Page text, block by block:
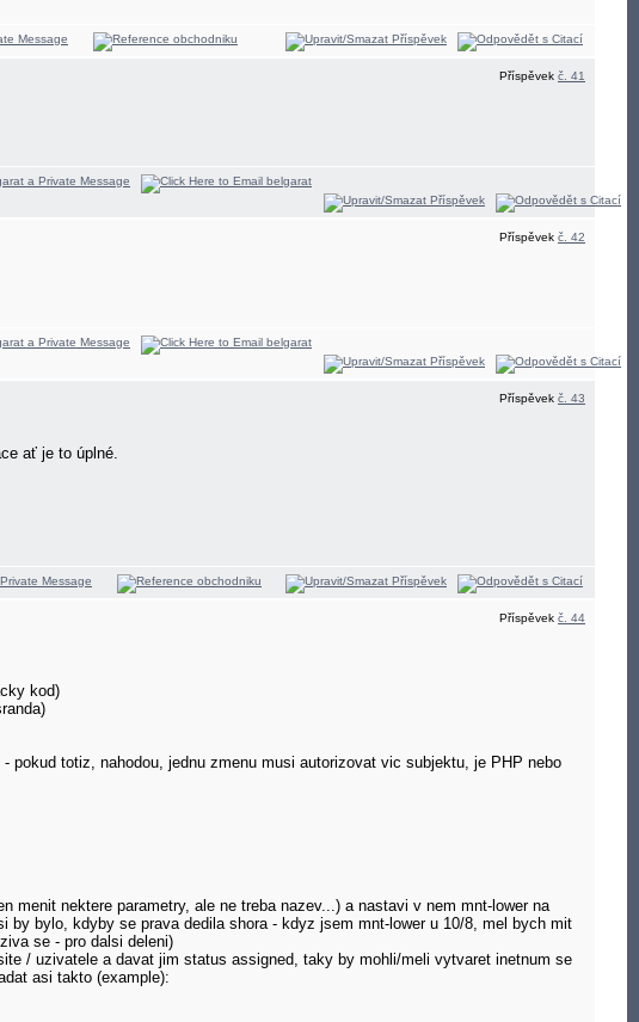
Příspěvek č. 41
Příspěvek č. 42
Příspěvek č. 43
ať je to úplné.
Příspěvek č. 44
kod)
totiz, nahodou, jednu zmenu musi autorizovat vic subjektu, je PHP nebo
nektere parametry, ale ne treba nazev...) a nastavi v nem mnt-lower na
bylo, kdyby se prava dedila shora - kdyz jsem mnt-lower u 10/8, mel bych mit
se - pro dalsi deleni)
/ uzivatele a davat jim status assigned, taky by mohli/meli vytvaret inetnum se
asi takto (example):